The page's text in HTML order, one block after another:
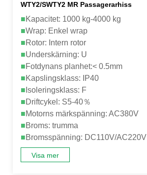
WTY2/SWTY2 MR Passagerarhiss
■Kapacitet: 1000 kg-4000 kg
■Wrap: Enkel wrap
■Rotor: Intern rotor
■Underskärning: U
■Fotdynans planhet:< 0.5mm
■Kapslingsklass: IP40
■ Isoleringsklass: F
■Driftcykel: S5-40％
■Motorns märkspänning: AC380V
■Broms: trumma
■Bromsspänning: DC110V/AC220V
Visa mer